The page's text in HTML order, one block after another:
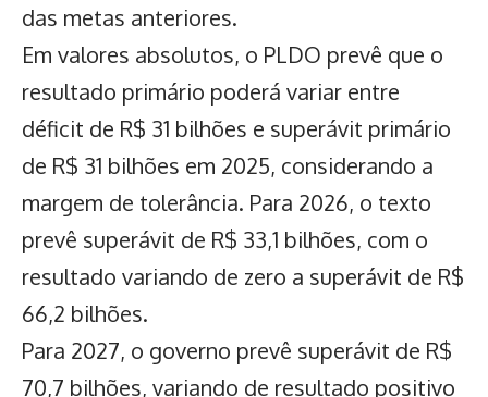
das metas anteriores.
Em valores absolutos, o PLDO prevê que o
resultado primário poderá variar entre
déficit de R$ 31 bilhões e superávit primário
de R$ 31 bilhões em 2025, considerando a
margem de tolerância. Para 2026, o texto
prevê superávit de R$ 33,1 bilhões, com o
resultado variando de zero a superávit de R$
66,2 bilhões.
Para 2027, o governo prevê superávit de R$
70,7 bilhões, variando de resultado positivo